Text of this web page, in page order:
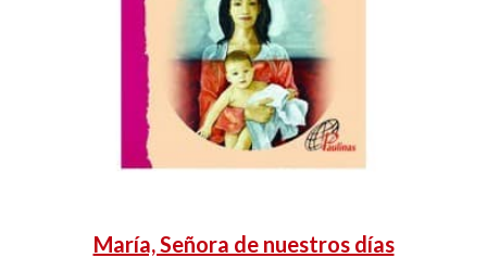
María, Señora de nuestros días